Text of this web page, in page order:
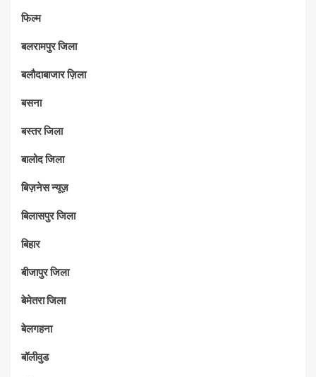
फिल्म
बलरामपुर जिला
बलौदाबाजार ज़िला
बसना
बस्तर जिला
बालोद जिला
बिज़नेस न्यूज़
बिलासपुर जिला
बिहार
बीजापुर जिला
बेमेतरा जिला
बेलगहना
बॉलीवुड